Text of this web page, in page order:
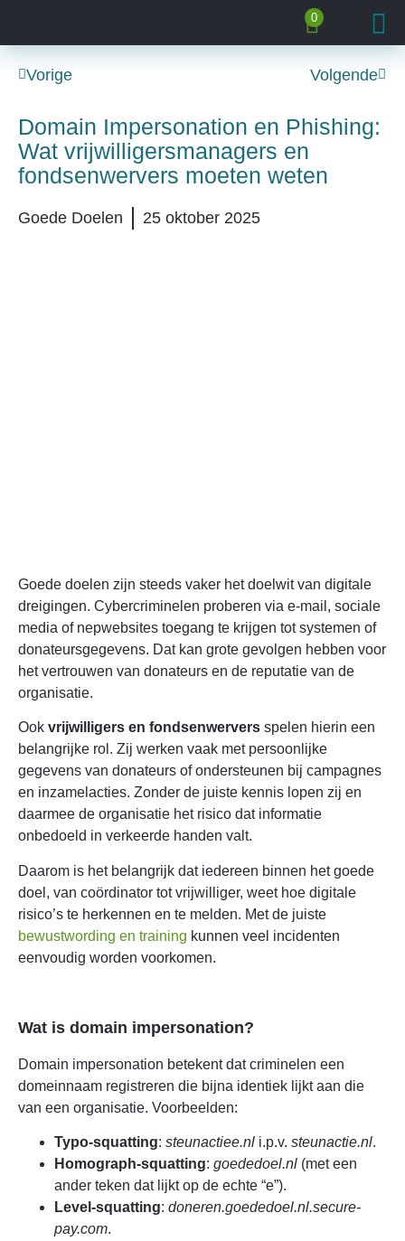
0
Vorige Volgende
Domain Impersonation en Phishing:
Wat vrijwilligersmanagers en
fondsenwervers moeten weten
Goede Doelen 25 oktober 2025
Goede doelen zijn steeds vaker het doelwit van digitale
dreigingen. Cybercriminelen proberen via e-mail, sociale
media of nepwebsites toegang te krijgen tot systemen of
donateursgegevens. Dat kan grote gevolgen hebben voor
het vertrouwen van donateurs en de reputatie van de
organisatie.
Ook vrijwilligers en fondsenwervers spelen hierin een
belangrijke rol. Zij werken vaak met persoonlijke
gegevens van donateurs of ondersteunen bij campagnes
en inzamelacties. Zonder de juiste kennis lopen zij en
daarmee de organisatie het risico dat informatie
onbedoeld in verkeerde handen valt.
Daarom is het belangrijk dat iedereen binnen het goede
doel, van coördinator tot vrijwilliger, weet hoe digitale
risico’s te herkennen en te melden. Met de juiste
bewustwording en training kunnen veel incidenten
eenvoudig worden voorkomen.
Wat is domain impersonation?
Domain impersonation betekent dat criminelen een
domeinnaam registreren die bijna identiek lijkt aan die
van een organisatie. Voorbeelden:
Typo-squatting: steunactiee.nl i.p.v. steunactie.nl.
Homograph-squatting: goededoеl.nl (met een
ander teken dat lijkt op de echte “e”).
Level-squatting: doneren.goededoel.nl.secure-
pay.com.